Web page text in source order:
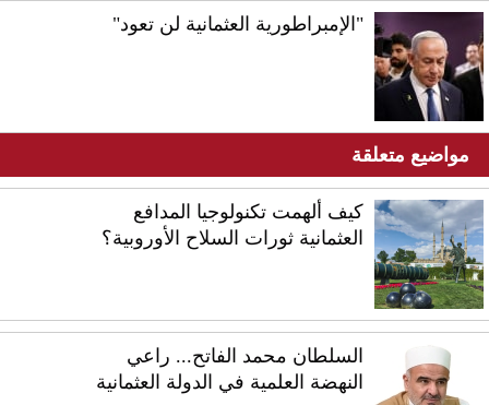
"الإمبراطورية العثمانية لن تعود"
مواضيع متعلقة
كيف ألهمت تكنولوجيا المدافع
العثمانية ثورات السلاح الأوروبية؟
السلطان محمد الفاتح... راعي
النهضة العلمية في الدولة العثمانية